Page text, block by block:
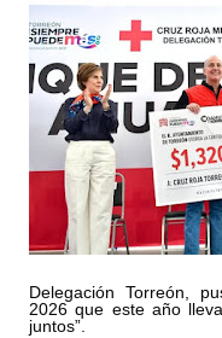
Delegación Torreón,
2026 que este año
juntos”.